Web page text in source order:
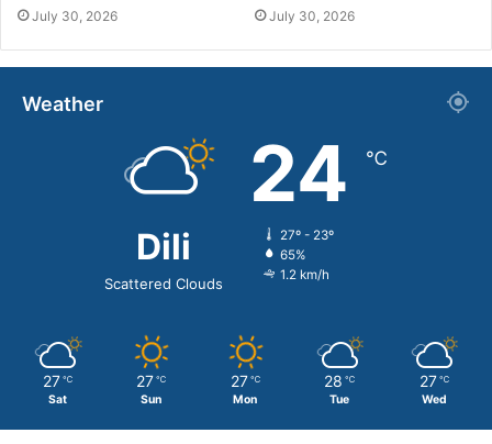
July 30, 2026 July 30, 2026
Weather
Dili
Scattered Clouds
24 ℃
27º - 23º
65%
1.2 km/h
27 ℃
Sat
27 ℃
Sun
27 ℃
Mon
28 ℃
Tue
27 ℃
Wed